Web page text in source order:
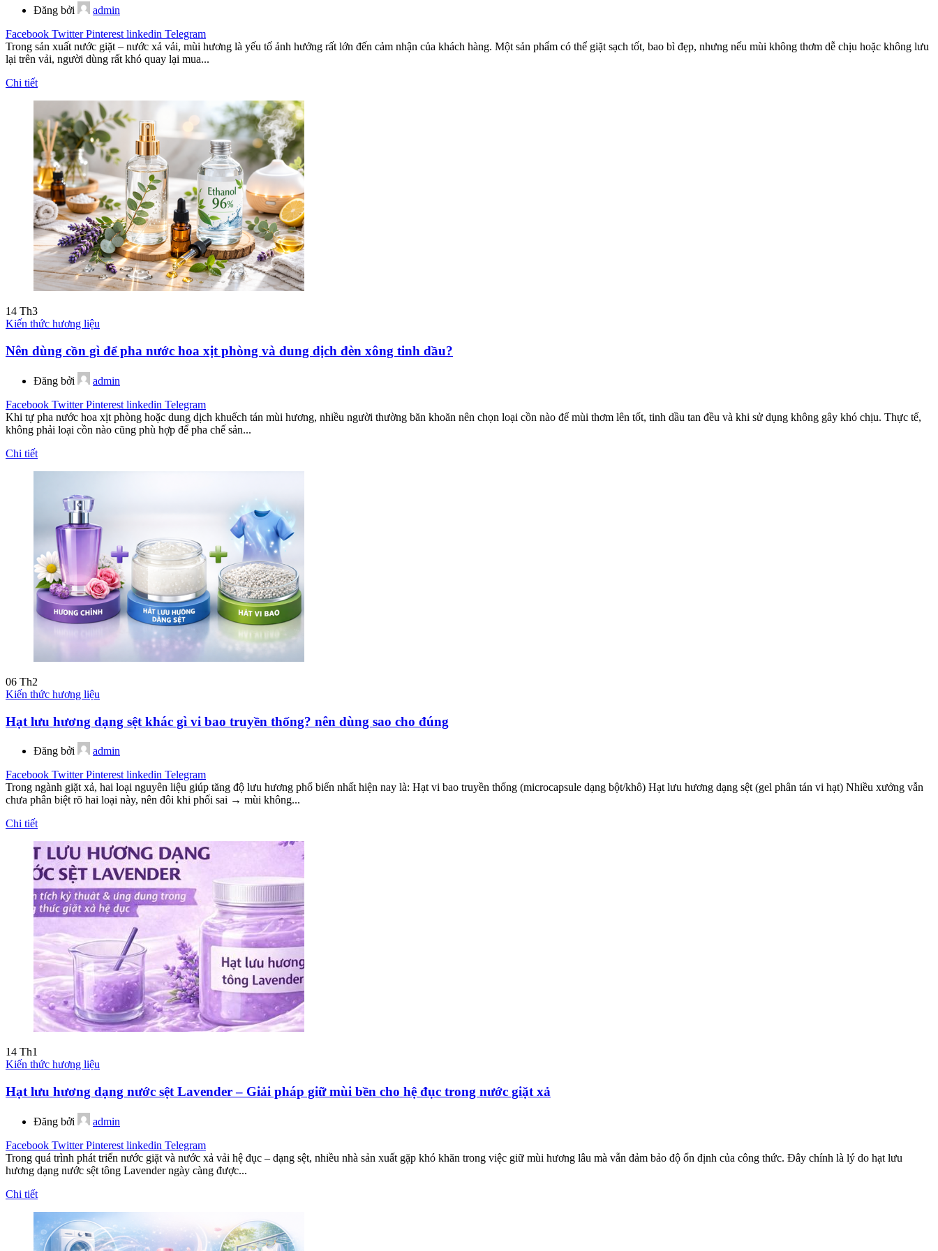
Đăng bởi
admin
Facebook Twitter Pinterest linkedin Telegram
Trong sản xuất nước giặt – nước xả vải, mùi hương là yếu tố ảnh hưởng rất lớn đến cảm nhận của khách hàng. Một sản phẩm có thể giặt sạch tốt, bao bì đẹp, nhưng nếu mùi không thơm dễ chịu hoặc không lưu
lại trên vải, người dùng rất khó quay lại mua...
Chi tiết
14 Th3
Kiến thức hương liệu
Nên dùng cồn gì để pha nước hoa xịt phòng và dung dịch đèn xông tinh dầu?
Đăng bởi
admin
Facebook Twitter Pinterest linkedin Telegram
Khi tự pha nước hoa xịt phòng hoặc dung dịch khuếch tán mùi hương, nhiều người thường băn khoăn nên chọn loại cồn nào để mùi thơm lên tốt, tinh dầu tan đều và khi sử dụng không gây khó chịu. Thực tế,
không phải loại cồn nào cũng phù hợp để pha chế sản...
Chi tiết
06 Th2
Kiến thức hương liệu
Hạt lưu hương dạng sệt khác gì vi bao truyền thống? nên dùng sao cho đúng
Đăng bởi
admin
Facebook Twitter Pinterest linkedin Telegram
Trong ngành giặt xả, hai loại nguyên liệu giúp tăng độ lưu hương phổ biến nhất hiện nay là: Hạt vi bao truyền thống (microcapsule dạng bột/khô) Hạt lưu hương dạng sệt (gel phân tán vi hạt) Nhiều xưởng vẫn
chưa phân biệt rõ hai loại này, nên đôi khi phối sai → mùi không...
Chi tiết
14 Th1
Kiến thức hương liệu
Hạt lưu hương dạng nước sệt Lavender – Giải pháp giữ mùi bền cho hệ đục trong nước giặt xả
Đăng bởi
admin
Facebook Twitter Pinterest linkedin Telegram
Trong quá trình phát triển nước giặt và nước xả vải hệ đục – dạng sệt, nhiều nhà sản xuất gặp khó khăn trong việc giữ mùi hương lâu mà vẫn đảm bảo độ ổn định của công thức. Đây chính là lý do hạt lưu
hương dạng nước sệt tông Lavender ngày càng được...
Chi tiết